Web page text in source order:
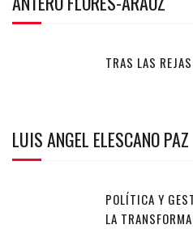
TRAS LAS REJAS
LUIS ANGEL ELESCANO PAZ
POLÍTICA Y
LA